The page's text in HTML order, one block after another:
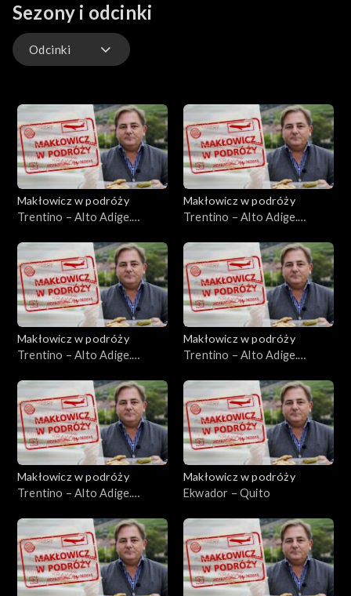
ogonów wołowych duszonych w sosie z orzeszków ziemnych,
golonka i podroby wieprzowe, chicken barbecue, kwaśna
tamaryndowa zupa sinigang, zupa z płetwy rekina oraz morski
ogórek czyli trepang.
Sezony i odcinki
Odcinki
Makłowicz w podróży
Trentino – Alto Adige.
Makłowicz w podróży
Trentino – Alto Adige.
Makłowicz w podróży
Trentino – Alto Adige.
Makłowicz w podróży
Trentino – Alto Adige.
Makłowicz w podróży
Trentino – Alto Adige.
Makłowicz w podróży
Ekwador – Quito